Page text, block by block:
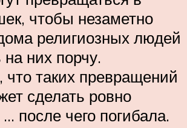
чтобы незаметно
религиозных людей
них порчу.
что таких превращений
сделать ровно
после чего погибала.